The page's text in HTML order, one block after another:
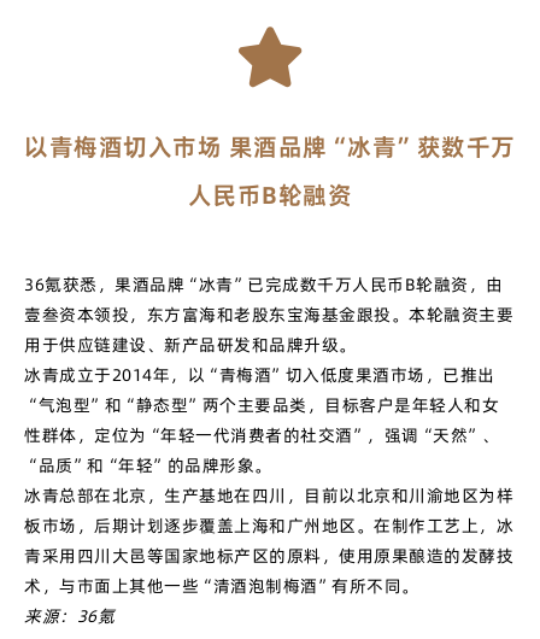
以青梅酒切入市场 果酒品牌“冰青”获数千万
人民币B轮融资
36氪获悉，果酒品牌“冰青”已完成数千万人民币B轮融资，由
壹叁资本领投，东方富海和老股东宝海基金跟投。本轮融资主要
用于供应链建设、新产品研发和品牌升级。
冰青成立于2014年，以“青梅酒”切入低度果酒市场，已推出
“气泡型”和“静态型”两个主要品类，目标客户是年轻人和女
性群体，定位为“年轻一代消费者的社交酒”，强调“天然”、
“品质”和“年轻”的品牌形象。
冰青总部在北京，生产基地在四川，目前以北京和川渝地区为样
板市场，后期计划逐步覆盖上海和广州地区。在制作工艺上，冰
青采用四川大邑等国家地标产区的原料，使用原果酿造的发酵技
术，与市面上其他一些“清酒泡制梅酒”有所不同。
来源：36氪